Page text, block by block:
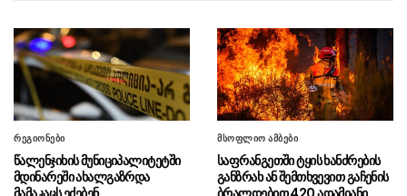
მოლაპარაკებების შემდეგ ქვეყანაში რუსული
სამხედრო ბაზების მომავალზე შეთანხმებას
მიაღწიეს
09.08 - 19:47“აშშ-ის მიერ დასანქცირებულ
ორგანიზაციას საქართველოსთან კავშირი არ
აქვს, ამ ორგანიზაციას საქართველოში
საქმიანობის უფლება არ მიუღია”
რეგიონები
წალენჯიხის მუნიციპალიტეტში
მდინარეში ახალგაზრდა
მსოფლიო ამბები
საფრანგეთში ტყის ხანძრების
განზრახ ან შემთხვევით გაჩენის